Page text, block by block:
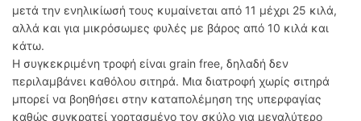
μετά την ενηλικίωσή τους κυμαίνεται από 11 μέχρι 25 κιλά,
αλλά και για μικρόσωμες φυλές με βάρος από 10 κιλά και
κάτω.
Η συγκεκριμένη τροφή είναι grain free, δηλαδή δεν
περιλαμβάνει καθόλου σιτηρά. Μια διατροφή χωρίς σιτηρά
μπορεί να βοηθήσει στην καταπολέμηση της υπερφαγίας
καθώς συγκρατεί χορτασμένο τον σκύλο για μεγαλύτερο